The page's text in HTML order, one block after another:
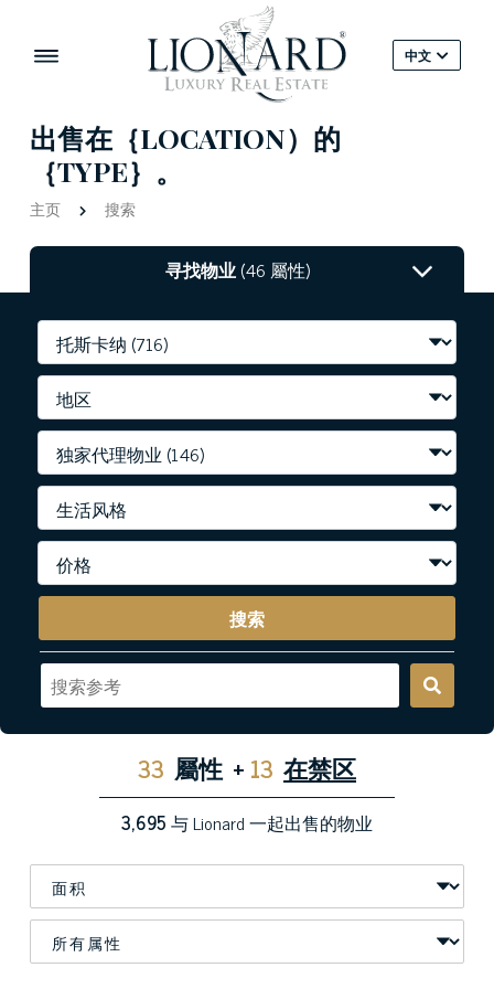
中文
出售在｛LOCATION）的
｛TYPE｝。
主页 搜索
寻找物业(46 屬性)
搜索
33 屬性 + 13 在禁区
3,695与 Lionard 一起出售的物业